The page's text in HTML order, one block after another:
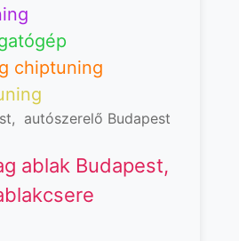
chiptuning
, autószerelő Budapest
ablak Budapest,